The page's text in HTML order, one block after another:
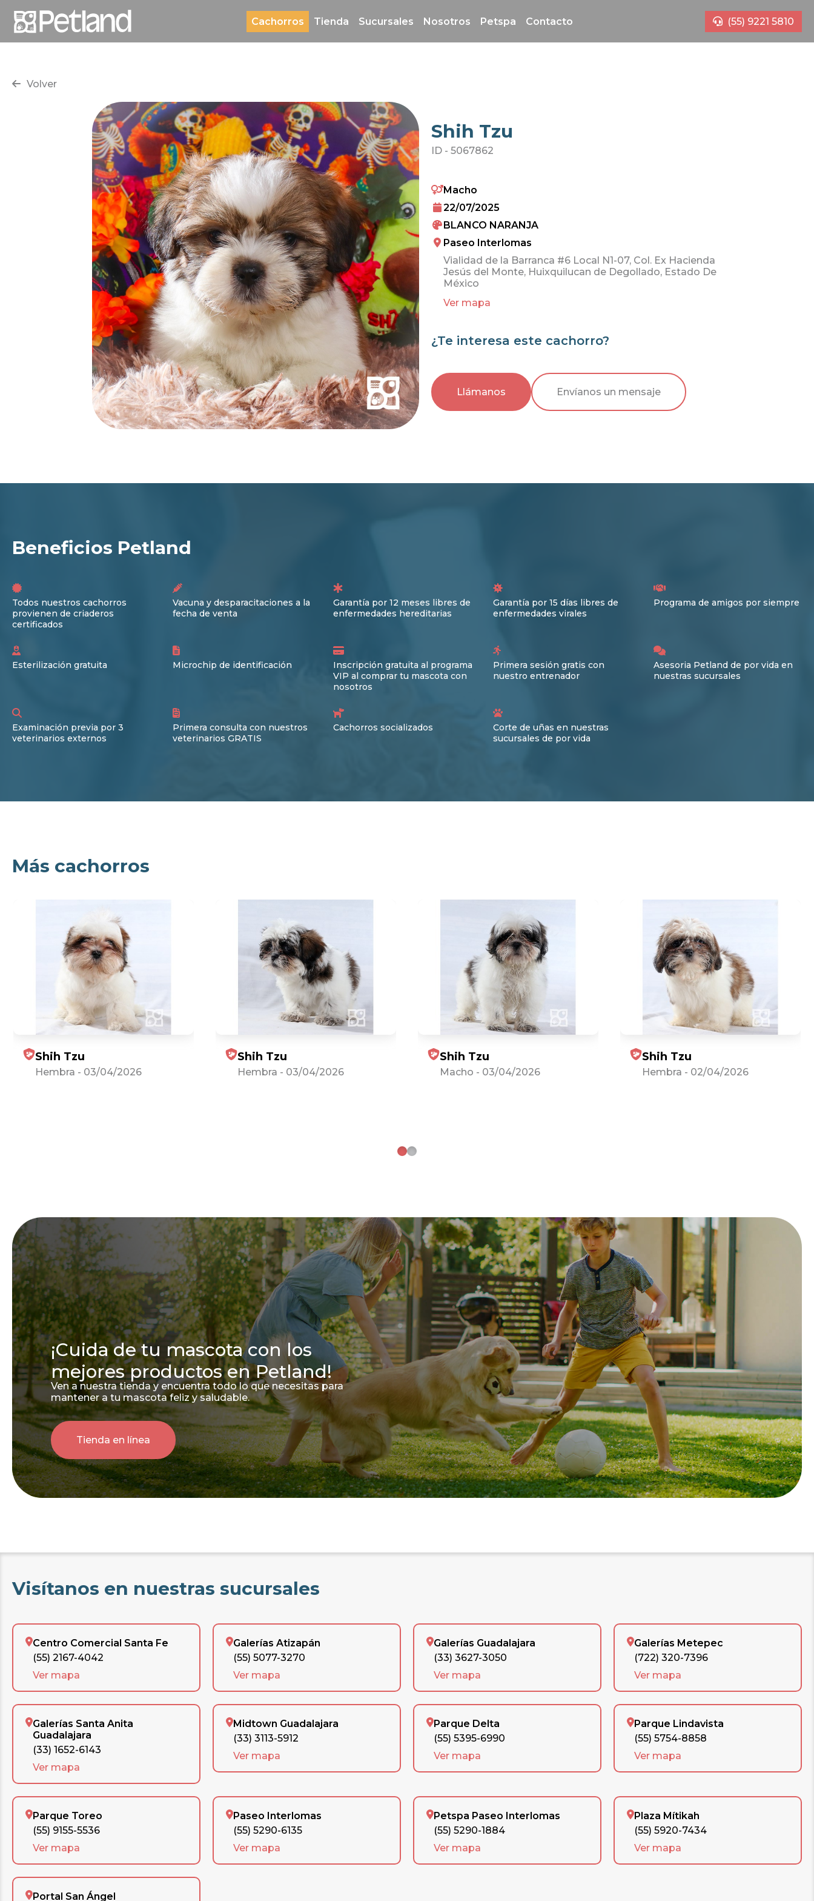
Cachorros Tienda Sucursales Nosotros Petspa Contacto (55) 9221 5810
Volver
Shih Tzu
ID - 5067862
Macho
22/07/2025
BLANCO NARANJA
Paseo Interlomas
Vialidad de la Barranca #6 Local N1-07, Col. Ex Hacienda
Jesús del Monte, Huixquilucan de Degollado, Estado De
México
Ver mapa
¿Te interesa este cachorro?
Llámanos Envíanos un mensaje
Beneficios Petland
Todos nuestros cachorros
provienen de criaderos
certificados
Vacuna y desparacitaciones a la
fecha de venta
Garantía por 12 meses libres de
enfermedades hereditarias
Garantía por 15 días libres de
enfermedades virales
Programa de amigos por siempre
Esterilización gratuita Microchip de identificación
Inscripción gratuita al programa
VIP al comprar tu mascota con
nosotros
Primera sesión gratis con
nuestro entrenador
Asesoria Petland de por vida en
nuestras sucursales
Examinación previa por 3
veterinarios externos
Primera consulta con nuestros
veterinarios GRATIS
Cachorros socializados
Corte de uñas en nuestras
sucursales de por vida
Más cachorros
Shih Tzu
Hembra - 03/04/2026
Shih Tzu
Hembra - 03/04/2026
Shih Tzu
Macho - 03/04/2026
Shih Tzu
Hembra - 02/04/2026
¡Cuida de tu mascota con los
mejores productos en Petland!
Ven a nuestra tienda y encuentra todo lo que necesitas para
mantener a tu mascota feliz y saludable.
Tienda en línea
Visítanos en nuestras sucursales
Centro Comercial Santa Fe
(55) 2167-4042
Ver mapa
Galerías Atizapán
(55) 5077-3270
Ver mapa
Galerías Guadalajara
(33) 3627-3050
Ver mapa
Galerías Metepec
(722) 320-7396
Ver mapa
Galerías Santa Anita
Guadalajara
(33) 1652-6143
Ver mapa
Midtown Guadalajara
(33) 3113-5912
Ver mapa
Parque Delta
(55) 5395-6990
Ver mapa
Parque Lindavista
(55) 5754-8858
Ver mapa
Parque Toreo
(55) 9155-5536
Ver mapa
Paseo Interlomas
(55) 5290-6135
Ver mapa
Petspa Paseo Interlomas
(55) 5290-1884
Ver mapa
Plaza Mítikah
(55) 5920-7434
Ver mapa
Portal San Ángel